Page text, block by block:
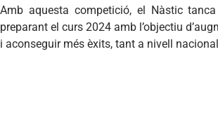
Amb aquesta competició, el Nàstic
preparant el curs 2024 amb l’objectiu
i aconseguir més èxits, tant a nivell